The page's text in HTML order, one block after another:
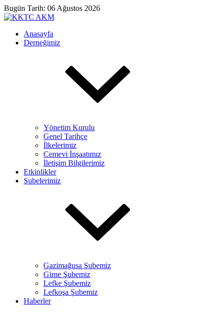
Bugün Tarih: 06 Ağustos 2026
Anasayfa
Derneğimiz
Yönetim Kurulu
Genel Tarihçe
İlkelerimiz
Cemevi İnşaatımız
İletişim Bilgilerimiz
Etkinlikler
Şubelerimiz
Gazimağusa Şubemiz
Girne Şubemiz
Lefke Şubemiz
Lefkoşa Şubemiz
Haberler